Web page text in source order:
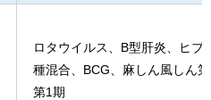
ロタウイルス、B型肝炎、ヒブ
種混合、BCG、麻しん風しん
第1期